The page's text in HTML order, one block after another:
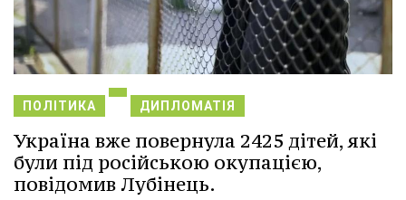
ПОЛІТИКА ДИПЛОМАТІЯ
Україна вже повернула 2425 дітей, які
були під російською окупацією,
повідомив Лубінець.